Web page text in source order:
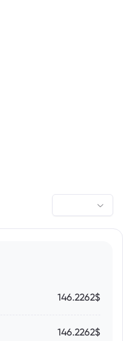
146.2262$
146.2262$